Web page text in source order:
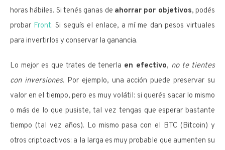
horas hábiles. Si tenés ganas de ahorrar por objetivos, podés
probar Front. Si seguís el enlace, a mí me dan pesos virtuales
para invertirlos y conservar la ganancia.
Lo mejor es que trates de tenerla en efectivo, no te tientes
con inversiones. Por ejemplo, una acción puede preservar su
valor en el tiempo, pero es muy volátil: si querés sacar lo mismo
o más de lo que pusiste, tal vez tengas que esperar bastante
tiempo (tal vez años). Lo mismo pasa con el BTC (Bitcoin) y
otros criptoactivos: a la larga es muy probable que aumenten su